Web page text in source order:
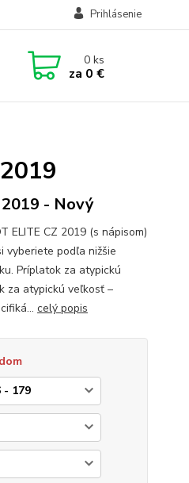
Prihlásenie
0ks
za 0 €
2019 - Nový
ELITE CZ 2019 (s nápisom)
vyberiete podľa nižšie
Príplatok za atypickú
za atypickú veľkosť –
celý popis